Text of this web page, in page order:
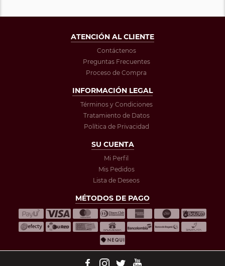
ATENCIÓN AL CLIENTE
Contáctenos
Preguntas Frecuentes
Proceso de Compra
INFORMACIÓN LEGAL
Términos y Condiciones
Tratamiento de Datos
Política de Privacidad
SU CUENTA
Mi Perfil
Mis Pedidos
Lista de Deseos
MÉTODOS DE PAGO